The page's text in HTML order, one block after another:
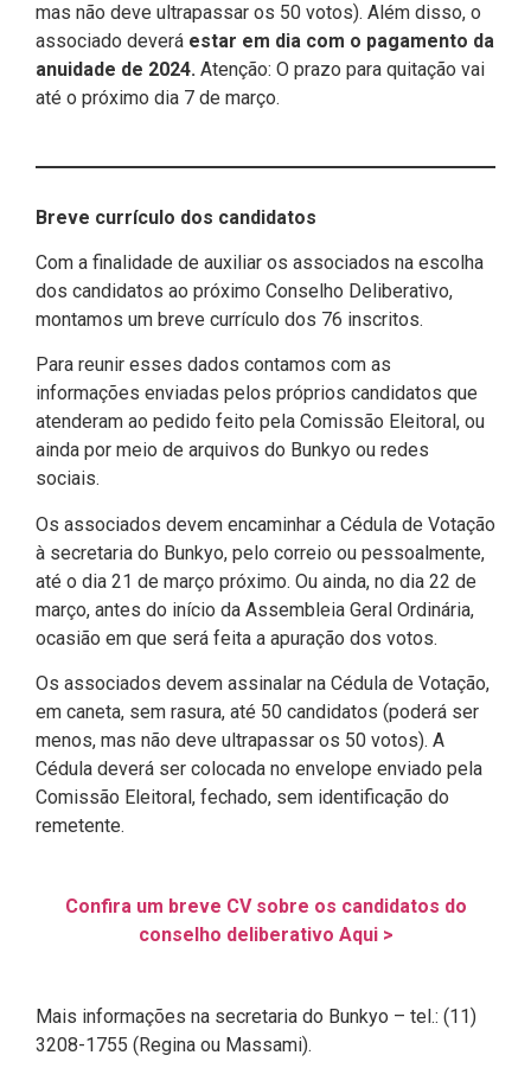
mas não deve ultrapassar os 50 votos). Além disso, o
associado deverá estar em dia com o pagamento da
anuidade de 2024. Atenção: O prazo para quitação vai
até o próximo dia 7 de março.
Breve currículo dos candidatos
Com a finalidade de auxiliar os associados na escolha
dos candidatos ao próximo Conselho Deliberativo,
montamos um breve currículo dos 76 inscritos.
Para reunir esses dados contamos com as
informações enviadas pelos próprios candidatos que
atenderam ao pedido feito pela Comissão Eleitoral, ou
ainda por meio de arquivos do Bunkyo ou redes
sociais.
Os associados devem encaminhar a Cédula de Votação
à secretaria do Bunkyo, pelo correio ou pessoalmente,
até o dia 21 de março próximo. Ou ainda, no dia 22 de
março, antes do início da Assembleia Geral Ordinária,
ocasião em que será feita a apuração dos votos.
Os associados devem assinalar na Cédula de Votação,
em caneta, sem rasura, até 50 candidatos (poderá ser
menos, mas não deve ultrapassar os 50 votos). A
Cédula deverá ser colocada no envelope enviado pela
Comissão Eleitoral, fechado, sem identificação do
remetente.
Confira um breve CV sobre os candidatos do
conselho deliberativo Aqui >
Mais informações na secretaria do Bunkyo – tel.: (11)
3208-1755 (Regina ou Massami).